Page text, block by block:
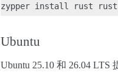
Ubuntu
Ubuntu 25.10 和 26.04